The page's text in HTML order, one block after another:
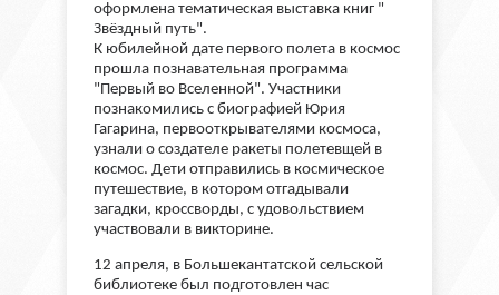
оформлена тематическая выставка книг "
Звёздный путь".
К юбилейной дате первого полета в космос
прошла познавательная программа
"Первый во Вселенной". Участники
познакомились с биографией Юрия
Гагарина, первооткрывателями космоса,
узнали о создателе ракеты полетевщей в
космос. Дети отправились в космическое
путешествие, в котором отгадывали
загадки, кроссворды, с удовольствием
участвовали в викторине.
12 апреля, в Большекантатской сельской
библиотеке был подготовлен час